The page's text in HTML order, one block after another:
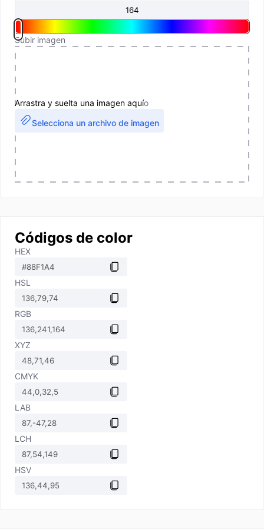
Subir imagen
Arrastra y suelta una imagen aquío
Selecciona un archivo de imagen
Códigos de color
HEX
HSL
RGB
XYZ
CMYK
LAB
LCH
HSV